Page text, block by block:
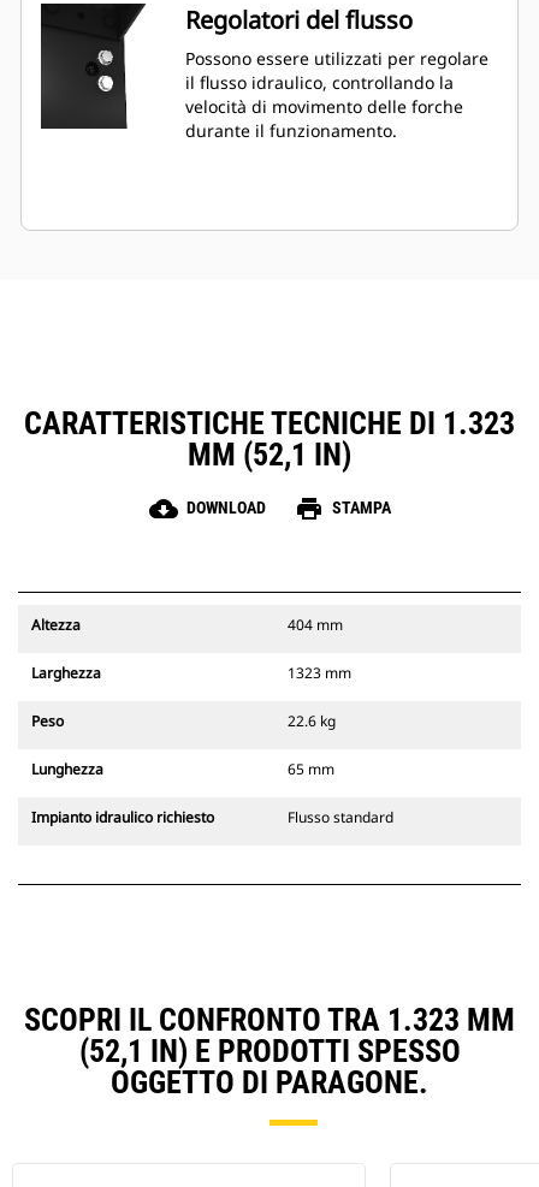
Regolatori del flusso
Possono essere utilizzati per regolare
il flusso idraulico, controllando la
velocità di movimento delle forche
durante il funzionamento.
CARATTERISTICHE TECNICHE DI 1.323
MM (52,1 IN)
cloud_download DOWNLOAD print STAMPA
Altezza 404 mm
Larghezza 1323 mm
Peso 22.6 kg
Lunghezza 65 mm
Impianto idraulico richiesto Flusso standard
SCOPRI IL CONFRONTO TRA 1.323 MM
(52,1 IN) E PRODOTTI SPESSO
OGGETTO DI PARAGONE.